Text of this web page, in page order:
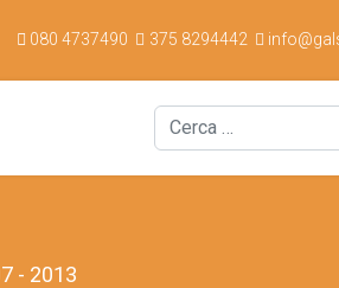
080 4737490 375 8294442
Cerca
- 2013